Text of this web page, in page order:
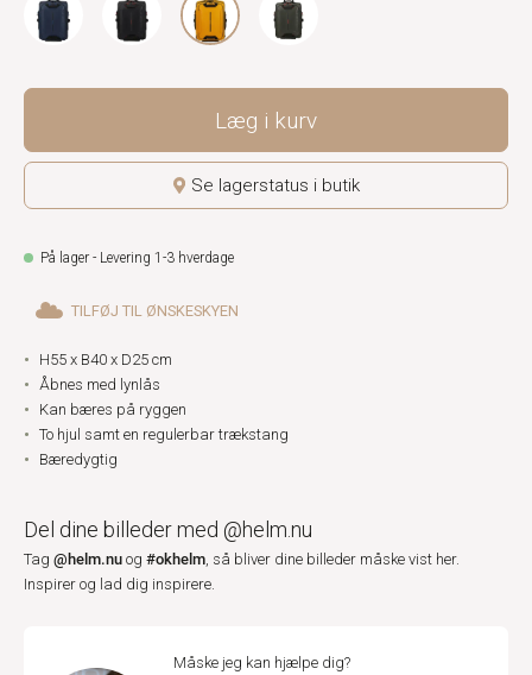
Læg i kurv
Se lagerstatus i butik
På lager - Levering 1-3 hverdage
TILFØJ TIL ØNSKESKYEN
H55 x B40 x D25 cm
Åbnes med lynlås
Kan bæres på ryggen
To hjul samt en regulerbar trækstang
Bæredygtig
Del dine billeder med @helm.nu
Tag @helm.nu og #okhelm, så bliver dine billeder måske vist her.
Inspirer og lad dig inspirere.
Måske jeg kan hjælpe dig?